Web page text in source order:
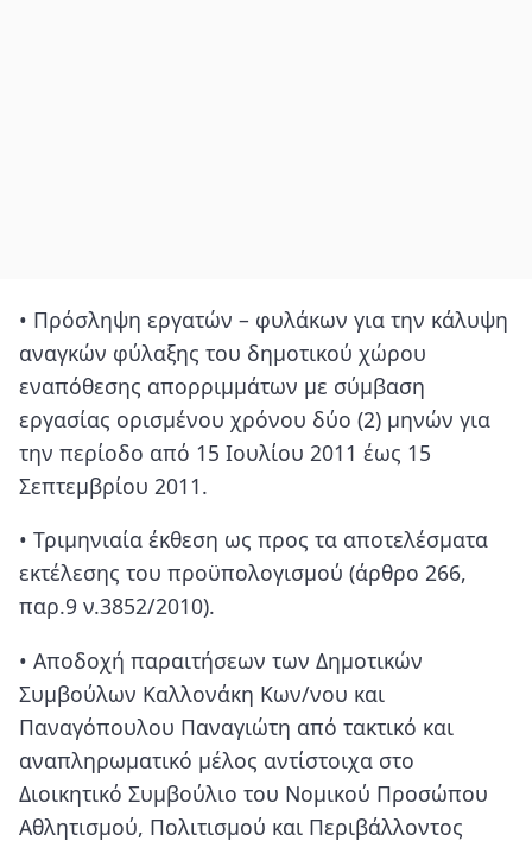
• Πρόσληψη εργατών – φυλάκων για την κάλυψη
αναγκών φύλαξης του δημοτικού χώρου
εναπόθεσης απορριμμάτων με σύμβαση
εργασίας ορισμένου χρόνου δύο (2) μηνών για
την περίοδο από 15 Ιουλίου 2011 έως 15
Σεπτεμβρίου 2011.
• Τριμηνιαία έκθεση ως προς τα αποτελέσματα
εκτέλεσης του προϋπολογισμού (άρθρο 266,
παρ.9 ν.3852/2010).
• Αποδοχή παραιτήσεων των Δημοτικών
Συμβούλων Καλλονάκη Κων/νου και
Παναγόπουλου Παναγιώτη από τακτικό και
αναπληρωματικό μέλος αντίστοιχα στο
Διοικητικό Συμβούλιο του Νομικού Προσώπου
Αθλητισμού, Πολιτισμού και Περιβάλλοντος